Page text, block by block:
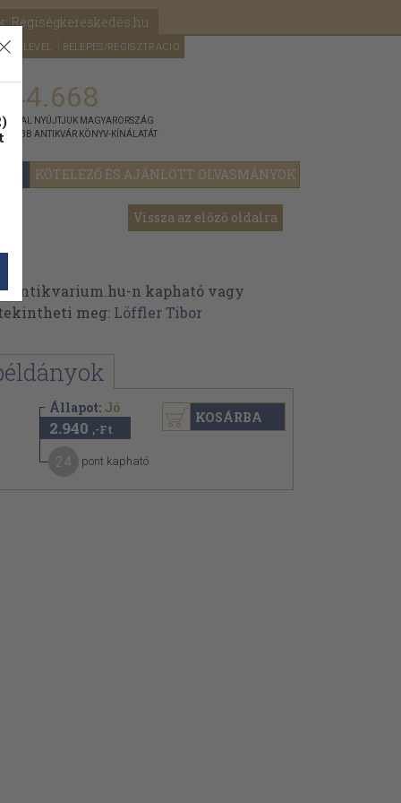
Régiségkereskedés.hu
HÍRLEVÉL BELÉPÉS/REGISZTRÁCIÓ
KÖTELEZŐ ÉS AJÁNLOTT OLVASMÁNYOK
NYÚJTJUK MAGYARORSZÁG
ANTIKVÁR KÖNYV-KÍNÁLATÁT
Vissza az előző oldalra
Antikvarium.hu-n kapható vagy
meg: Löffler Tibor
Állapot: Jó
2.940 ,-Ft
pont kapható
KOSÁRBA